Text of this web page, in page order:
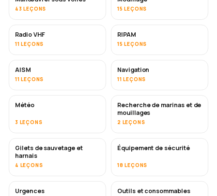
43 LEÇONS 15 LEÇONS
Radio VHF
11 LEÇONS
RIPAM
15 LEÇONS
AISM
11 LEÇONS
Navigation
11 LEÇONS
Météo
3 LEÇONS
Recherche de marinas et de
mouillages
2 LEÇONS
Gilets de sauvetage et
harnais
4 LEÇONS
Équipement de sécurité
18 LEÇONS
Urgences Outils et consommables